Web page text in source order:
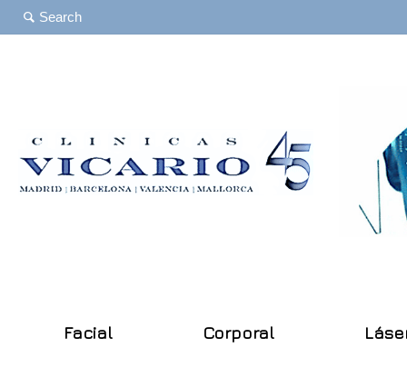
Facial Corporal